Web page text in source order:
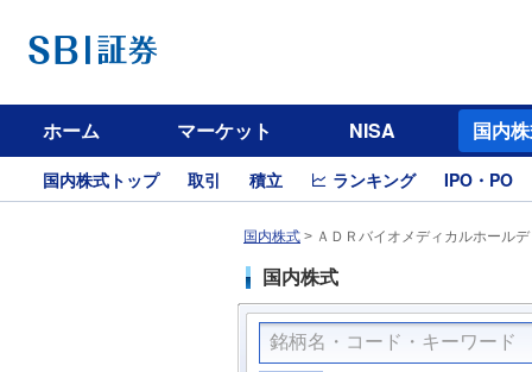
ホーム マーケット NISA 国内
国内株式トップ 取引 積立 ランキング IPO・PO
国内株式 > ＡＤＲバイオメディカルホール
国内株式